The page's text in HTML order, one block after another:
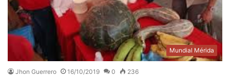
Mundial Mérida
Jhon Guerrero 16/10/2019 0 236